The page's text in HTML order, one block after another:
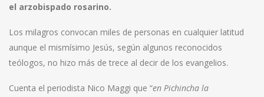
el arzobispado rosarino.
Los milagros convocan miles de personas en cualquier latitud
aunque el mismísimo Jesús, según algunos reconocidos
teólogos, no hizo más de trece al decir de los evangelios.
Cuenta el periodista Nico Maggi que “en Pichincha la